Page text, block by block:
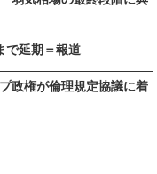
で延期＝報道
政権が倫理規定協議に着